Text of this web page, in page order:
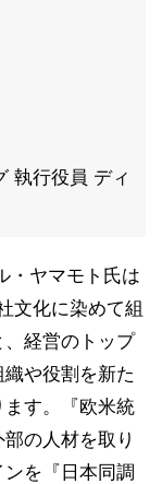
執行役員 ディ
・ヤマモト氏は
文化に染めて組
経営のトップ
や役割を新た
す。『欧米統
の人材を取り
を『日本同調